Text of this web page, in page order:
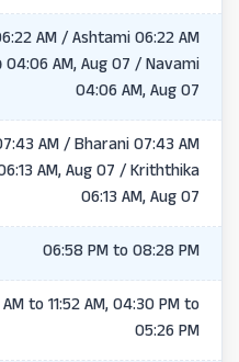
AM / Ashtami 06:22 AM
AM, Aug 07 / Navami
04:06 AM, Aug 07
AM / Bharani 07:43 AM
AM, Aug 07 / Kriththika
06:13 AM, Aug 07
06:58 PM to 08:28 PM
to 11:52 AM, 04:30 PM to
05:26 PM